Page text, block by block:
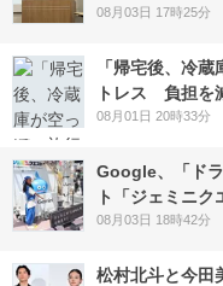
08月03日 17時25分
「帰宅後、冷
トレス 負担を
08月01日 20時33分
Google、「ド
ト「ジェミニ
08月03日 18時42分
松村北斗と今田